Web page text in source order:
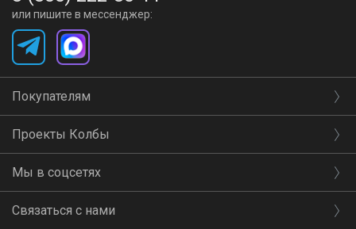
или пишите в мессенджер:
Покупателям
Проекты Колбы
Мы в соцсетях
Связаться с нами